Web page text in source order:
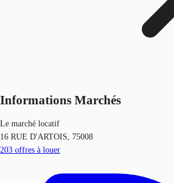
Informations Marchés
Le marché locatif
16 RUE D'ARTOIS, 75008
203 offres à louer